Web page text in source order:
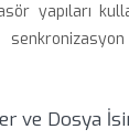
yapıları
ve Dosya